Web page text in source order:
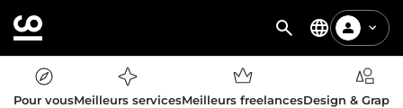
Pour vousMeilleurs servicesMeilleurs freelancesDesign &